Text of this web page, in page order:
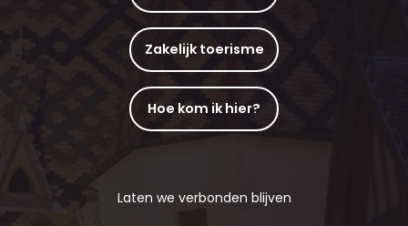
Zakelijk toerisme
Hoe kom ik hier?
Laten we verbonden blijven